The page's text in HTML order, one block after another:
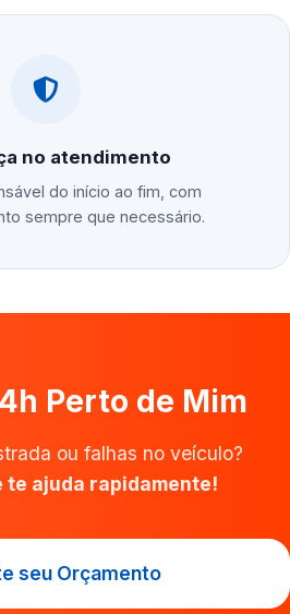
no atendimento
do início ao fim, com
sempre que necessário.
Perto de Mim
ou falhas no veículo?
te ajuda rapidamente!
seu Orçamento